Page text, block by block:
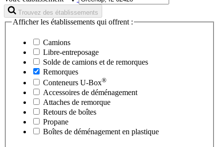
Trouvez des établissements
Afficher les établissements qui offrent :
Camions
Libre-entreposage
Solde de camions et de remorques
Remorques
Conteneurs U-Box®
Accessoires de déménagement
Attaches de remorque
Retours de boîtes
Propane
Boîtes de déménagement en plastique